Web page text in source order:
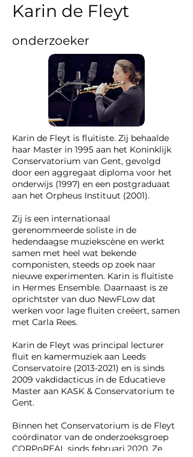
Karin de Fleyt
onderzoeker
Karin de Fleyt is fluitiste. Zij behaalde
haar Master in 1995 aan het Koninklijk
Conservatorium van Gent, gevolgd
door een aggregaat diploma voor het
onderwijs (1997) en een postgraduaat
aan het Orpheus Instituut (2001).
Zij is een internationaal
gerenommeerde soliste in de
hedendaagse muziekscène en werkt
samen met heel wat bekende
componisten, steeds op zoek naar
nieuwe experimenten. Karin is fluitiste
in Hermes Ensemble. Daarnaast is ze
oprichtster van duo NewFLow dat
werken voor lage fluiten creëert, samen
met Carla Rees.
Karin de Fleyt was principal lecturer
fluit en kamermuziek aan Leeds
Conservatoire (2013-2021) en is sinds
2009 vakdidacticus in de Educatieve
Master aan KASK & Conservatorium te
Gent.
Binnen het Conservatorium is de Fleyt
coördinator van de onderzoeksgroep
CORPoREAL sinds februari 2020. Ze